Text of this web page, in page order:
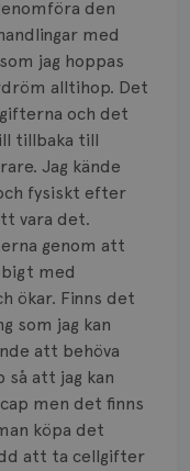
den
med
jag hoppas
alltihop. Det
och det
tillbaka till
Jag kände
fysiskt efter
vara det.
genom att
med
ökar. Finns det
som jag kan
att behöva
så att jag kan
men det finns
köpa det
att ta cellgifter